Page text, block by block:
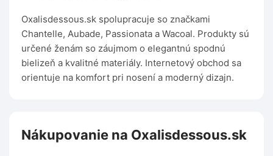
Oxalisdessous.sk spolupracuje so značkami
Chantelle, Aubade, Passionata a Wacoal. Produkty sú
určené ženám so záujmom o elegantnú spodnú
bielizeň a kvalitné materiály. Internetový obchod sa
orientuje na komfort pri nosení a moderný dizajn.
Nákupovanie na Oxalisdessous.sk